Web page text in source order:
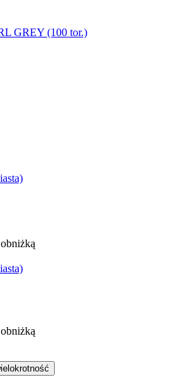
GREY (100 tor.)